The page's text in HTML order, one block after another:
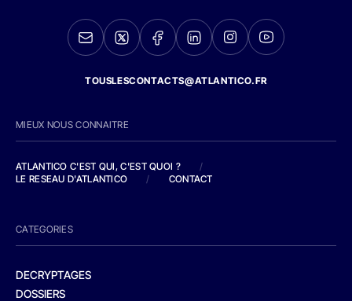
TOUSLESCONTACTS@ATLANTICO.FR
MIEUX NOUS CONNAITRE
ATLANTICO C'EST QUI, C'EST QUOI ?
/
LE RESEAU D'ATLANTICO
/ CONTACT
CATEGORIES
DECRYPTAGES
DOSSIERS